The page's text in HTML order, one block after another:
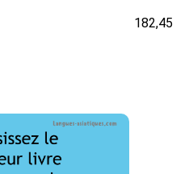
182,45